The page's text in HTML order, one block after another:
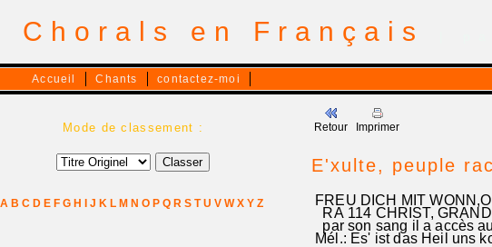
Chorals en Français
Accueil Chants contactez-moi
Mode de classement :
A B C D E F G H J K L M N O P Q R S T U V W X Y Z
Retour Imprimer
E'xulte, peuple
FREU DICH MIT
RA 114 CHRIST,
par son sang il a accès
Mél.: Es' ist das Heil uns